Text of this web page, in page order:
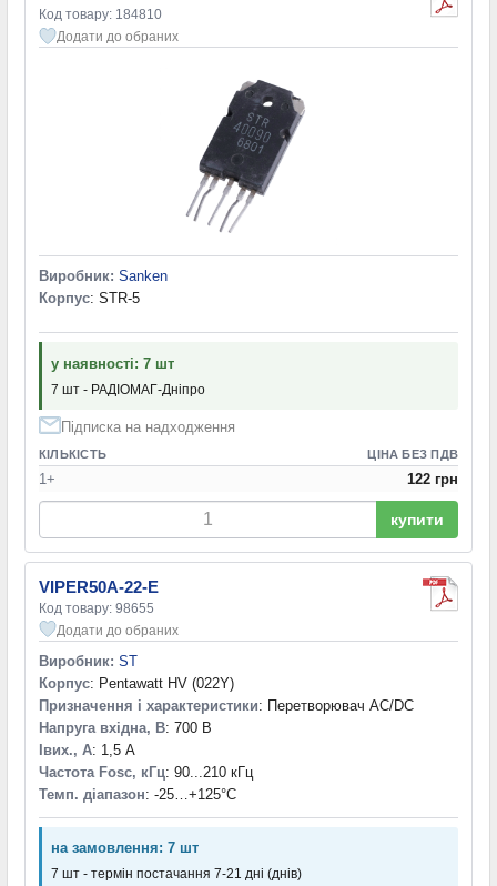
Код товару: 184810
Додати до обраних
Виробник: Sanken
Корпус: STR-5
у наявності: 7 шт
7 шт - РАДІОМАГ-Дніпро
Підписка на надходження
КІЛЬКІСТЬ ЦІНА БЕЗ ПДВ
1+ 122 грн
купити
VIPER50A-22-E
Код товару: 98655
Додати до обраних
Виробник: ST
Корпус: Pentawatt HV (022Y)
Призначення і характеристики: Перетворювач AC/DC
Напруга вхідна, В: 700 В
Iвих., А: 1,5 А
Частота Fosc, кГц: 90...210 кГц
Темп. діапазон: -25…+125°С
на замовлення: 7 шт
7 шт - термін постачання 7-21 дні (днів)